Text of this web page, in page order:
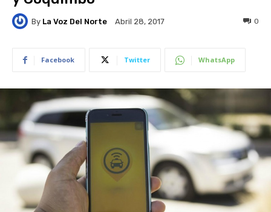
By La Voz Del Norte Abril 28, 2017 0
Facebook Twitter WhatsApp